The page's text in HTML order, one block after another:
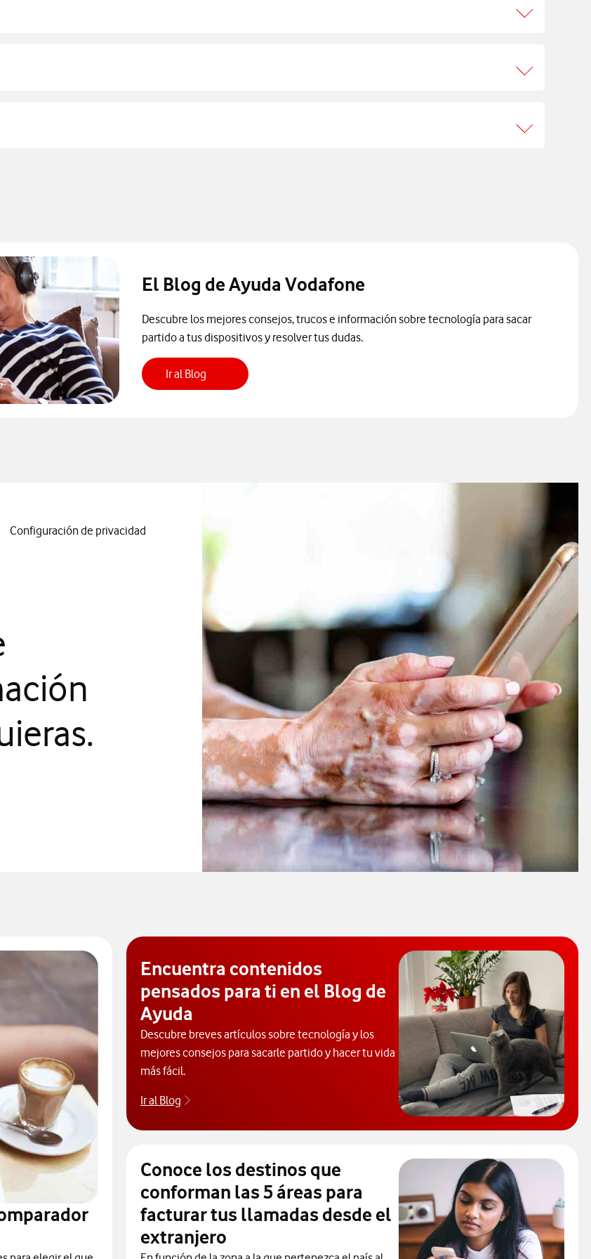
El Blog de Ayuda Vodafone
Descubre los mejores consejos, trucos e información sobre tecnología para sacar
partido a tus dispositivos y resolver tus dudas.
Ir al Blog
Configuración de privacidad
Encuentra contenidos
pensados para ti en el Blog de
Ayuda
Descubre breves artículos sobre tecnología y los
mejores consejos para sacarle partido y hacer tu vida
más fácil.
Ir al Blog
Descubre el blog de Ayuda. Abrir ventana modal
Conoce los destinos que
conforman las 5 áreas para
facturar tus llamadas desde el
extranjero